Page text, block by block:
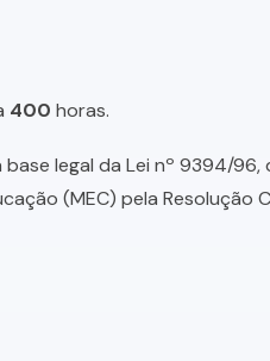
400 horas.
legal da Lei nº 9394/96,
(MEC) pela Resolução